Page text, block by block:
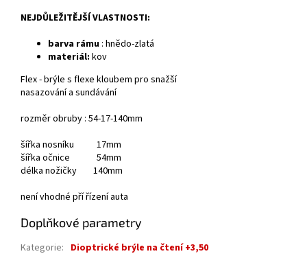
NEJDŮLEŽITĚJŠÍ VLASTNOSTI:
barva rámu : hnědo-zlatá
materiál: kov
Flex - brýle s flexe kloubem pro snažší
nasazování a sundávání
rozměr obruby : 54-17-140mm
šířka nosníku 17mm
šířka očnice 54mm
délka nožičky 140mm
není vhodné pří řízení auta
Doplňkové parametry
Kategorie: Dioptrické brýle na čtení +3,50